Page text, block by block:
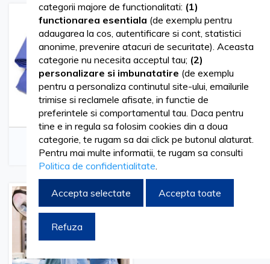
Campuri Sterile
Stomatologice
Seturi Stomatologice
Chirurgicale
categorii majore de functionalitati: (1)
functionarea esentiala (de exemplu pentru
adaugarea la cos, autentificare si cont, statistici
anonime, prevenire atacuri de securitate). Aceasta
categorie nu necesita acceptul tau; (2)
personalizare si imbunatatire (de exemplu
pentru a personaliza continutul site-ului, emailurile
trimise si reclamele afisate, in functie de
preferintele si comportamentul tau. Daca pentru
tine e in regula sa folosim cookies din a doua
categorie, te rugam sa dai click pe butonul alaturat.
Pentru mai multe informatii, te rugam sa consulti
Politica de confidentialitate.
Accepta selectate Accepta toate
Refuza